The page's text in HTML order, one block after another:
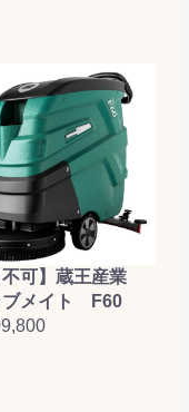
不可】蔵王産業
ブメイト F60